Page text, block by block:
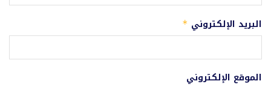
البريد الإلكتروني *
الموقع الإلكتروني